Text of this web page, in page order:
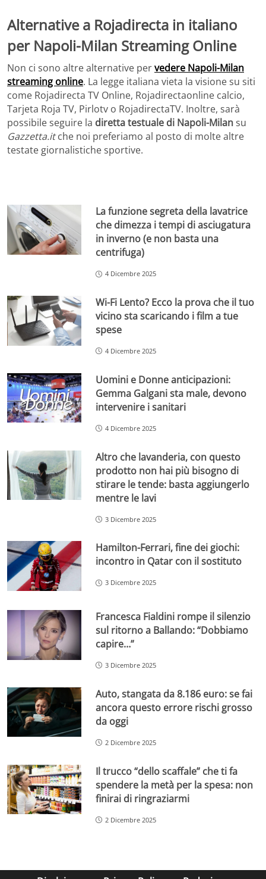
Alternative a Rojadirecta in italiano
per Napoli-Milan Streaming Online
Non ci sono altre alternative pervedere Napoli-Milan
streaming online. La legge italiana vieta la visione su siti
come Rojadirecta TV Online, Rojadirectaonline calcio,
Tarjeta Roja TV, Pirlotv o RojadirectaTV. Inoltre, sarà
possibile seguire la diretta testuale di Napoli-Milansu
Gazzetta.itche noi preferiamo al posto di molte altre
testate giornalistiche sportive.
La funzione segreta della lavatrice
che dimezza i tempi di asciugatura
in inverno (e non basta una
centrifuga)
4 Dicembre 2025
Wi-Fi Lento? Ecco la prova che il tuo
vicino sta scaricando i film a tue
spese
4 Dicembre 2025
Uomini e Donne anticipazioni:
Gemma Galgani sta male, devono
intervenire i sanitari
4 Dicembre 2025
Altro che lavanderia, con questo
prodotto non hai più bisogno di
stirare le tende: basta aggiungerlo
mentre le lavi
3 Dicembre 2025
Hamilton-Ferrari, fine dei giochi:
incontro in Qatar con il sostituto
3 Dicembre 2025
Francesca Fialdini rompe il silenzio
sul ritorno a Ballando: “Dobbiamo
capire…”
3 Dicembre 2025
Auto, stangata da 8.186 euro: se fai
ancora questo errore rischi grosso
da oggi
2 Dicembre 2025
Il trucco “dello scaffale” che ti fa
spendere la metà per la spesa: non
finirai di ringraziarmi
2 Dicembre 2025